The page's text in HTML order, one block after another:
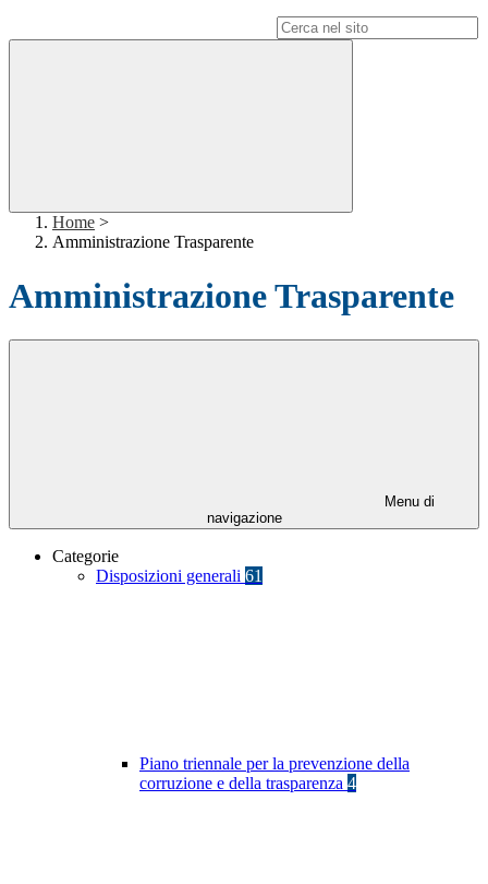
Home >
Amministrazione Trasparente
Amministrazione Trasparente
Menu di
navigazione
Categorie
Disposizioni generali 61
Piano triennale per la prevenzione della
corruzione e della trasparenza 4